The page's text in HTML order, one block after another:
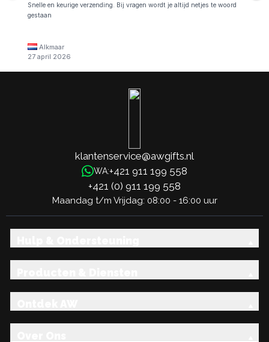
Snelle en keurige verzending. Bij vragen wordt je altijd netjes te woord
gestaan
Alkmaar
27 april 2026
klantenservice@awgifts.nl
WA:+421 911 199 558
+421 (0) 911 199 558
Maandag t/m Vrijdag: 08:00 - 16:00 uur